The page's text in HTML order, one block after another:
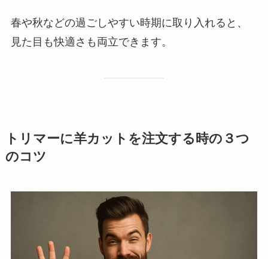
春や秋などの過ごしやすい時期に取り入れると、
見た目も快適さも両立できます。
トリマーに羊カットを注文する時の３つ
のコツ